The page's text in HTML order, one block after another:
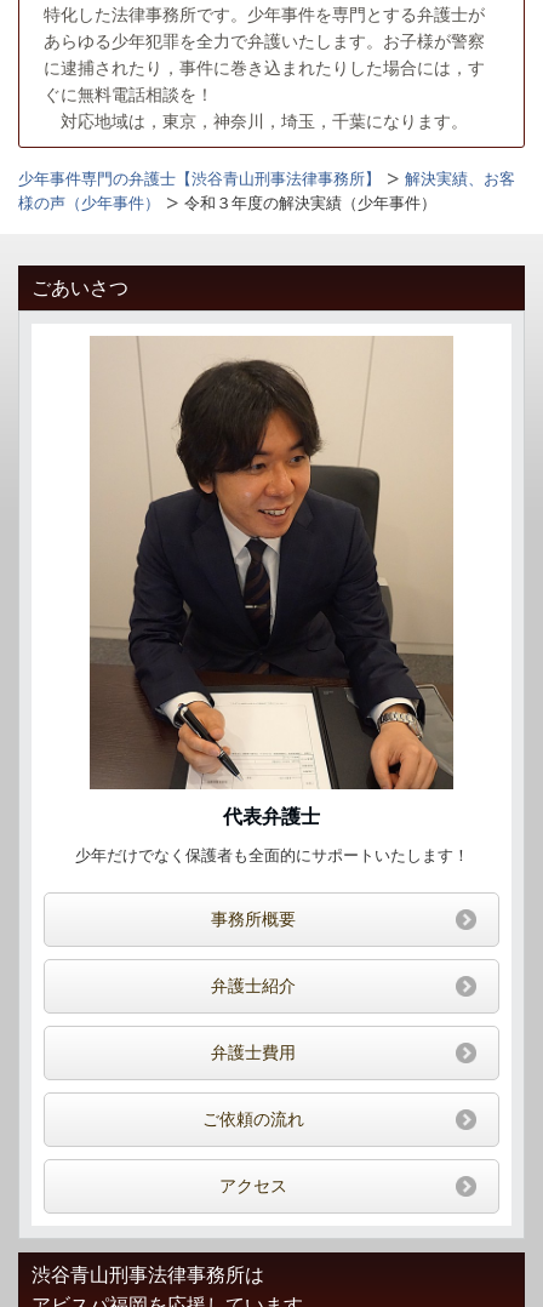
特化した法律事務所です。少年事件を専門とする弁護士が
あらゆる少年犯罪を全力で弁護いたします。お子様が警察
に逮捕されたり，事件に巻き込まれたりした場合には，す
ぐに無料電話相談を！
対応地域は，東京，神奈川，埼玉，千葉になります。
少年事件専門の弁護士【渋谷青山刑事法律事務所】
解決実績、お客
様の声（少年事件）
令和３年度の解決実績（少年事件）
ごあいさつ
代表弁護士
少年だけでなく保護者も全面的にサポートいたします！
事務所概要
弁護士紹介
弁護士費用
ご依頼の流れ
アクセス
渋谷青山刑事法律事務所は